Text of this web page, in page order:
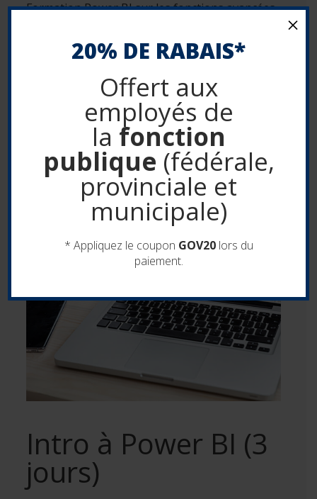
Formation Power BI sur les fonctions avancées
relations entre les tableaux de données.
VOIR LES DÉTAILS
Intro à Power BI (3
jours)
20% DE RABAIS*
Offert aux
employés de
la fonction
publique (fédérale,
provinciale et
municipale)
* Appliquez le coupon GOV20lors du
paiement.
×